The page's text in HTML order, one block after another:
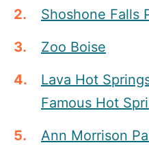
Shoshone Falls
Zoo Boise
Lava Hot
Famous Hot
Ann Morrison